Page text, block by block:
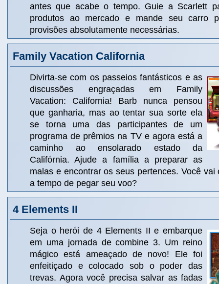
antes que acabe o tempo. Guie a Scarlett
produtos ao mercado e mande seu carro
provisões absolutamente necessárias.
Family Vacation California
Divirta-se com os passeios fantásticos e as
discussões engraçadas em Family
Vacation: California! Barb nunca pensou
que ganharia, mas ao tentar sua sorte ela
se torna uma das participantes de um
programa de prêmios na TV e agora está a
caminho ao ensolarado estado da
Califórnia. Ajude a família a preparar as
malas e encontrar os seus pertences. Você vai
a tempo de pegar seu voo?
4 Elements II
Seja o herói de 4 Elements II e embarque
em uma jornada de combine 3. Um reino
mágico está ameaçado de novo! Ele foi
enfeitiçado e colocado sob o poder das
trevas. Agora você precisa salvar as fadas